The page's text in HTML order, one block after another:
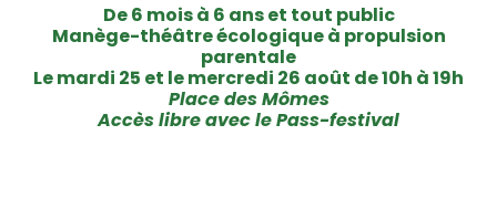
De 6 mois à 6 ans et tout public
Manège-théâtre écologique à propulsion
parentale
Le mardi 25 et le mercredi 26 août de 10h à 19h
Place des Mômes
Accès libre avec le Pass-festival